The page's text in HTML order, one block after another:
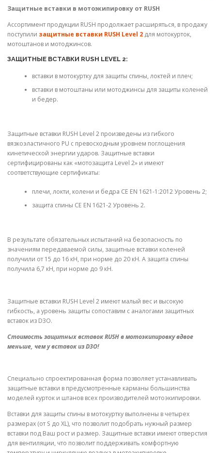
Защитные вставки в мотоэкипировку от RUSH
Ассортимент продукции RUSH продолжает расширяться, в продажу
поступили защитные вставки RUSH Level 2 для мотокурток,
мотоштанов и мотоджинсов.
ЗАЩИТНЫЕ ВСТАВКИ RUSH LEVEL 2:
вставки в мотокуртку для защиты спины, локтей и плеч;
вставки в мотоштаны или мотоджинсы для защиты коленей
и бедер.
Защитные вставки RUSH Level 2 произведены из гибкого
вязкоэластичного PU с превосходным уровнем поглощения
кинетической энергии ударов. Защитные вставки
сертифицированы как «мотозащита Level 2» и имеют
соответствующие сертификаты:
плечи, локти, колени и бедра CE EN 1621-1:2012 Уровень 2;
защита спины CE EN 1621-2 Уровень 2.
В результате обязательных испытаний на безопасность по
значениям передаваемой силы, защитные вставки коленей
получили от 15 до 16 кН, при норме до 20 кН. А защита спины
получила 6,7 кН, при норме до 9 кН.
Защитные вставки RUSH Level 2 имеют малый вес и высокую
гибкость, а уровень защиты сопоставим с аналогами защитных
вставок из D3O.
Стоимость защитных вставок RUSH в мотоэкипировку вдвое
меньше, чем у вставок из D3O!
Специально спроектированная форма позволяет устанавливать
защитные вставки в предусмотренные карманы большинства
моделей курток и штанов всех производителей мотоэкипировки.
Вставки для защиты спины в мотокуртку выполнены в четырех
размерах (от S до XL), что позволит подобрать нужный размер
вставки под Ваш рост и размер. Защитные вставки имеют отверстия
для вентиляции, что позволит поддерживать комфортную